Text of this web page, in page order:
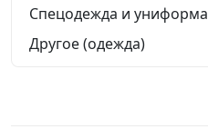
Спецодежда и униформа
Другое (одежда)